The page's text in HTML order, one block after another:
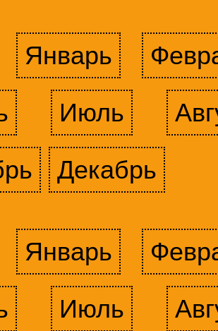
Январь
Июль
Декабрь
Январь
Июль